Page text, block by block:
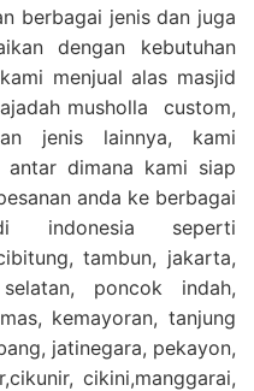
berbagai jenis dan juga
dengan kebutuhan
menjual alas masjid
musholla custom,
jenis lainnya, kami
antar dimana kami siap
anda ke berbagai
seperti
tambun, jakarta,
poncok indah,
kemayoran, tanjung
jatinegara, pekayon,
cikini,manggarai,